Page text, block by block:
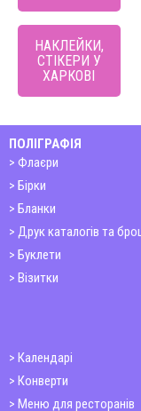
НАКЛЕЙКИ,
СТІКЕРИ У
ХАРКОВІ
ПОЛІГРАФІЯ
Флаєри
Бірки
Бланки
Друк каталогів та
Буклети
Візитки
Календарі
Конверти
Меню для ресторанів